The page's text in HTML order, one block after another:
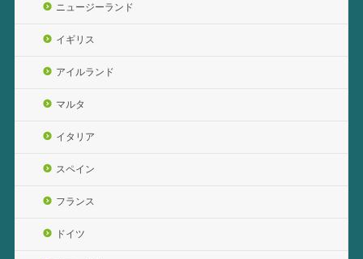
ニュージーランド
イギリス
アイルランド
マルタ
イタリア
スペイン
フランス
ドイツ